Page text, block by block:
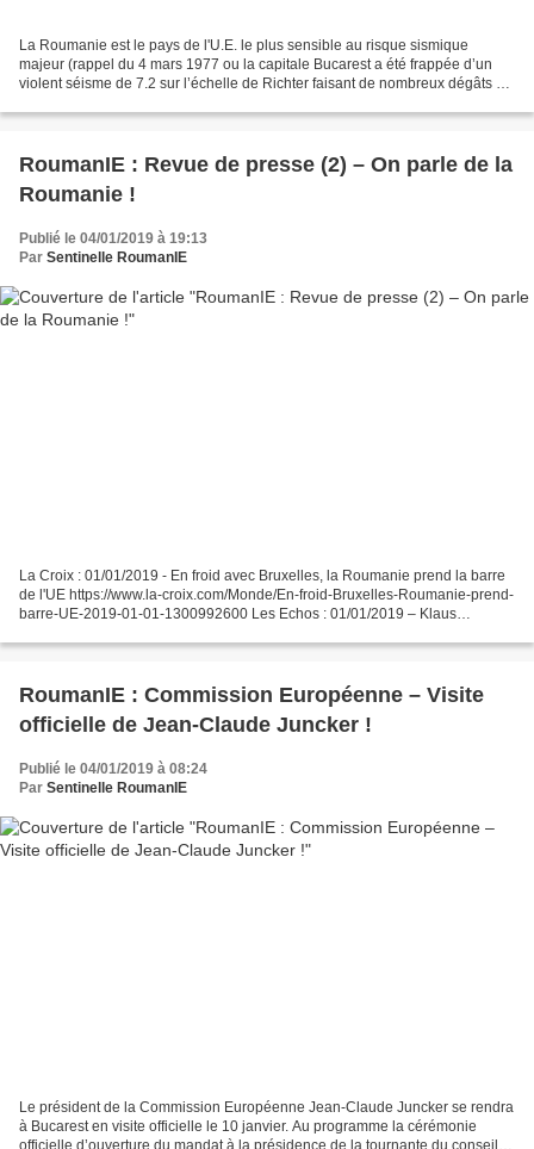
La Roumanie est le pays de l'U.E. le plus sensible au risque sismique
majeur (rappel du 4 mars 1977 ou la capitale Bucarest a été frappée d’un
violent séisme de 7.2 sur l’échelle de Richter faisant de nombreux dégâts et
RoumanIE : Revue de presse (2) – On parle de la
Roumanie !
Publié le 04/01/2019 à 19:13
Par Sentinelle RoumanIE
La Croix : 01/01/2019 - En froid avec Bruxelles, la Roumanie prend la barre
de l'UE https://www.la-croix.com/Monde/En-froid-Bruxelles-Roumanie-prend-
barre-UE-2019-01-01-1300992600 Les Echos : 01/01/2019 – Klaus
analyses/0600438095789-klaus-iohannis-2233235.php#xtor=CS1-32...
RoumanIE : Commission Européenne – Visite
officielle de Jean-Claude Juncker !
Publié le 04/01/2019 à 08:24
Par Sentinelle RoumanIE
Le président de la Commission Européenne Jean-Claude Juncker se rendra
à Bucarest en visite officielle le 10 janvier. Au programme la cérémonie
officielle d’ouverture du mandat à la présidence de la tournante du conseil